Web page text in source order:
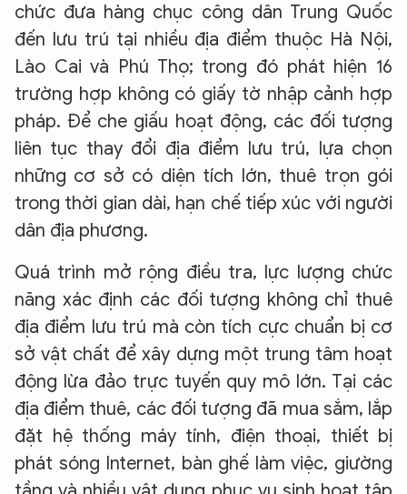
chức đưa hàng chục công dân Trung Quốc
đến lưu trú tại nhiều địa điểm thuộc Hà Nội,
Lào Cai và Phú Thọ; trong đó phát hiện 16
trường hợp không có giấy tờ nhập cảnh hợp
pháp. Để che giấu hoạt động, các đối tượng
liên tục thay đổi địa điểm lưu trú, lựa chọn
những cơ sở có diện tích lớn, thuê trọn gói
trong thời gian dài, hạn chế tiếp xúc với người
dân địa phương.
Quá trình mở rộng điều tra, lực lượng chức
năng xác định các đối tượng không chỉ thuê
địa điểm lưu trú mà còn tích cực chuẩn bị cơ
sở vật chất để xây dựng một trung tâm hoạt
động lừa đảo trực tuyến quy mô lớn. Tại các
địa điểm thuê, các đối tượng đã mua sắm, lắp
đặt hệ thống máy tính, điện thoại, thiết bị
phát sóng Internet, bàn ghế làm việc, giường